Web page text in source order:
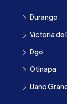
Durango
Victoria de
Dgo
Otinapa
Llano